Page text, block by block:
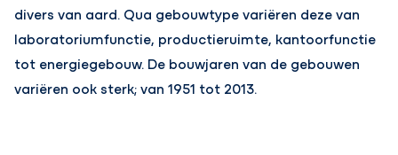
divers van aard. Qua gebouwtype variëren deze van
laboratoriumfunctie, productieruimte, kantoorfunctie
tot energiegebouw. De bouwjaren van de gebouwen
variëren ook sterk; van 1951 tot 2013.